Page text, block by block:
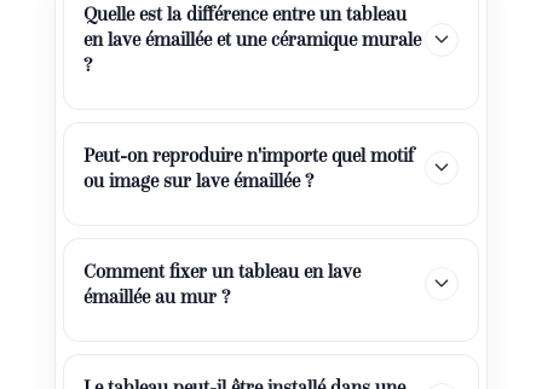
Quelle est la différence entre un tableau
en lave émaillée et une céramique murale
?
Peut-on reproduire n'importe quel motif
ou image sur lave émaillée ?
Comment fixer un tableau en lave
émaillée au mur ?